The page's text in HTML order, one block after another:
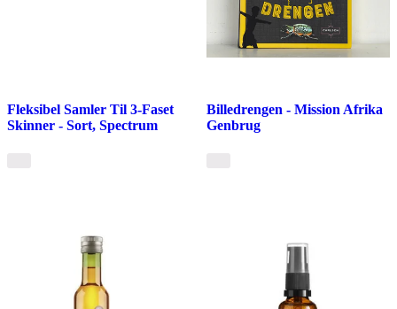
Fleksibel Samler Til 3-Faset
Skinner - Sort, Spectrum
Billedrengen - Mission Afrika
Genbrug